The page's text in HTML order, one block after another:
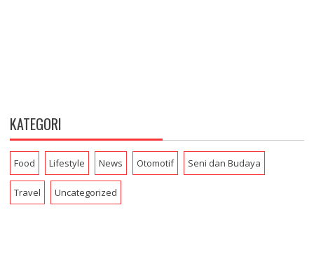
KATEGORI
Food Lifestyle News Otomotif Seni dan Budaya
Travel Uncategorized